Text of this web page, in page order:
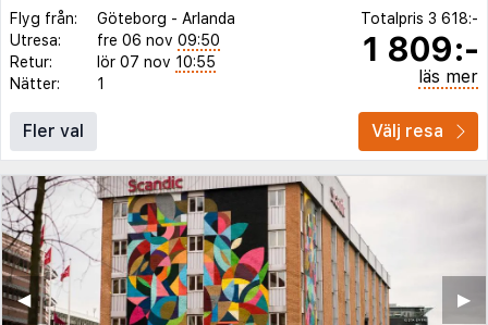
Flyg från: Göteborg - Arlanda
Utresa:
fre 06 nov 09:50
Retur:
lör 07 nov 10:55
Nätter:
1
Totalpris 3 618:-
1 809:-
läs mer
Fler val Välj resa
▶︎
◀︎